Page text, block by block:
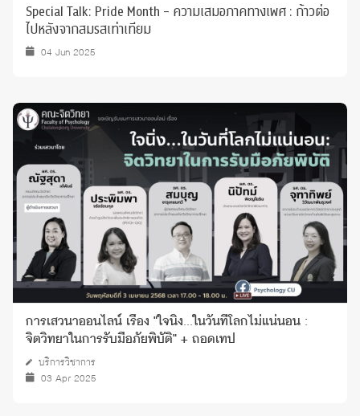
Special Talk: Pride Month - ความเสมอภาคทางเพศ : ก้าวต่อ
ไปหลังจากสมรสเท่าเทียม
04 Jun 2025
การเสวนาออนไลน์ เรื่อง "ใจนิ่ง...ในวันที่โลกไม่แน่นอน :
จิตวิทยาในการรับมือภัยพิบัติ" + ถอดเทป
บริการวิชาการ
03 Apr 2025